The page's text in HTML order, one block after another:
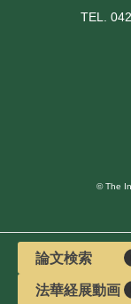
TEL.
© The
論文検索
法華経展動画